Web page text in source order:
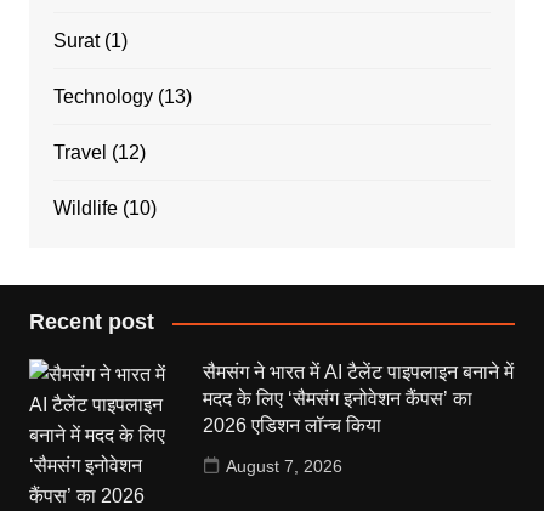
Surat(1)
Technology(13)
Travel (12)
Wildlife(10)
Recent post
सैमसंग ने भारत में AI टैलेंट पाइपलाइन बनाने में
मदद के लिए ‘सैमसंग इनोवेशन कैंपस’ का
2026 एडिशन लॉन्च किया
August 7, 2026